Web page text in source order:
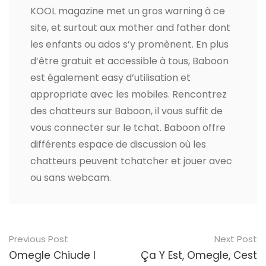
KOOL magazine met un gros warning à ce
site, et surtout aux mother and father dont
les enfants ou ados s’y promènent. En plus
d’être gratuit et accessible à tous, Baboon
est également easy d’utilisation et
appropriate avec les mobiles. Rencontrez
des chatteurs sur Baboon, il vous suffit de
vous connecter sur le tchat. Baboon offre
différents espace de discussion où les
chatteurs peuvent tchatcher et jouer avec
ou sans webcam.
Post
navigation
Previous Post
Omegle Chiude I
Next Post
Ça Y Est, Omegle, Cest